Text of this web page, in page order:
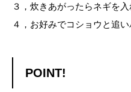
３，炊きあがったらネギを
４，お好みでコショウと追
POINT!